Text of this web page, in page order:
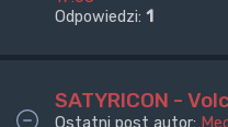
Odpowiedzi: 1
SATYRICON -
Ostatni post autor: